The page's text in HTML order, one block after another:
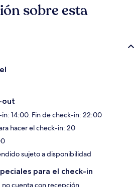
sobre esta
out
14:00. Fin de check-in: 22:00
hacer el check-in: 20
sujeto a disponibilidad
para el check-in
cuenta con recepción.